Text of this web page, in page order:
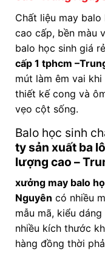
Chất liệu may
cao cấp, bền màu
balo học sinh giá
cấp 1 tphcm
mút làm êm vai
thiết kế cong và
vẹo cột sống.
Balo học sinh
ty sản xuất ba
lượng cao –
xưởng may balo
Nguyên có nhiều
mẫu mã, kiểu
nhiều kích thước
hàng đồng thời